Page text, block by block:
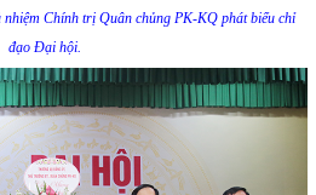
Chính trị Quân chủng PK-KQ phát biểu chỉ
đạo Đại hội.